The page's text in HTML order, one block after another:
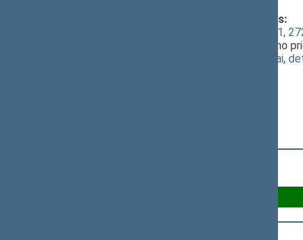
Klausimas, dėl kurio vyko balsavimas:
Baudžiamojo kodekso 47, 176, 220, 221,
]; dėl įstatymo
susiję dokumentai,